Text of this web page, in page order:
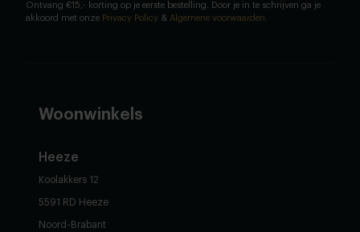
Ontvang €15,- korting op je eerste bestelling. Door je in te schrijven ga je
akkoord met onze Privacy Policy & Algemene voorwaarden
Woonwinkels
Heeze
Koolakkers 12
5591 RD Heeze
Noord-Brabant